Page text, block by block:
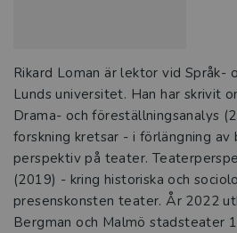
Rikard Loman är lektor vid Språk-
Lunds universitet. Han har skrivit
Drama- och föreställningsanalys
forskning kretsar - i förlängning av
perspektiv på teater.
(2019) - kring historiska och
presenskonsten teater. År 2022
Bergman och Malmö stadsteater